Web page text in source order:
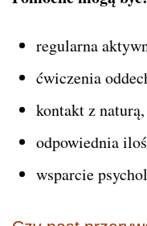
regularna
ćwiczenia
kontakt z naturą,
odpowiednia
wsparcie